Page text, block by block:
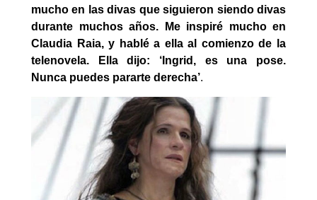
mucho en las divas que siguieron siendo divas
durante muchos años. Me inspiré mucho en
Claudia Raia, y hablé a ella al comienzo de la
telenovela. Ella dijo: ‘Ingrid, es una pose.
Nunca puedes pararte derecha’.